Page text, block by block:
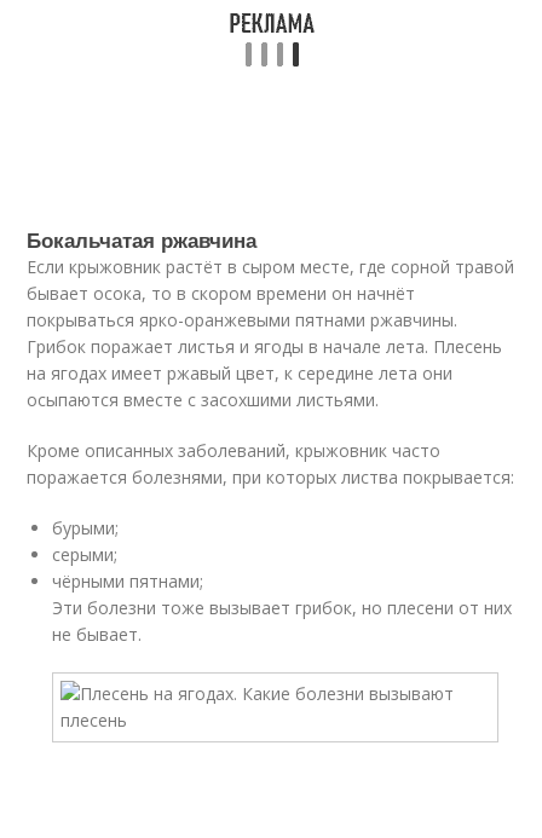
Бокальчатая ржавчина
Если крыжовник растёт в сыром месте, где сорной травой
бывает осока, то в скором времени он начнёт
покрываться ярко-оранжевыми пятнами ржавчины.
Грибок поражает листья и ягоды в начале лета. Плесень
на ягодах имеет ржавый цвет, к середине лета они
осыпаются вместе с засохшими листьями.
Кроме описанных заболеваний, крыжовник часто
поражается болезнями, при которых листва покрывается:
бурыми;
серыми;
чёрными пятнами;
Эти болезни тоже вызывает грибок, но плесени от них
не бывает.